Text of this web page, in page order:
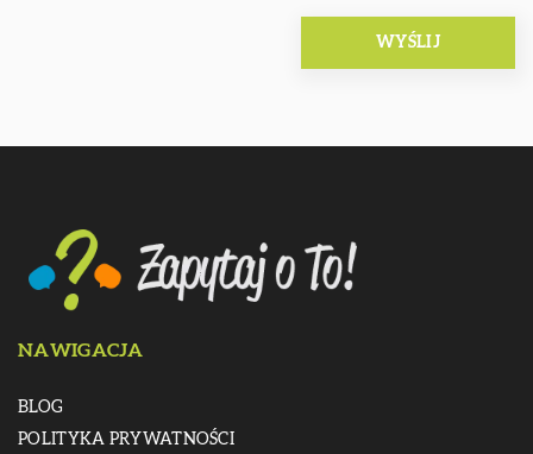
NAWIGACJA
BLOG
POLITYKA PRYWATNOŚCI